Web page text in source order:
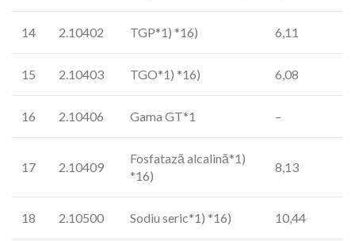
14 2.10402 TGP*1) *16) 6,11
15 2.10403 TGO*1) *16) 6,08
16 2.10406 Gama GT*1 –
17 2.10409
Fosfatază alcalină*1)
*16)
8,13
18 2.10500 Sodiu seric*1) *16) 10,44